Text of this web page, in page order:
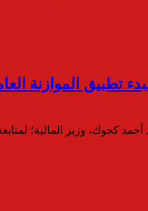
كجوك، وزير المالية؛